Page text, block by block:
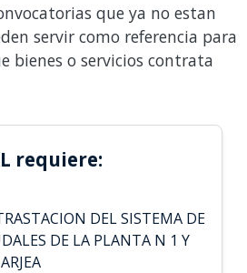
que ya no estan
servir como referencia para
bienes o servicios contrata
requiere:
DEL SISTEMA DE
DE LA PLANTA N 1 Y